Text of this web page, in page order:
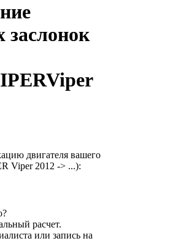
заслонок
двигателя вашего
Viper 2012 -> ...):
расчет.
или запись на